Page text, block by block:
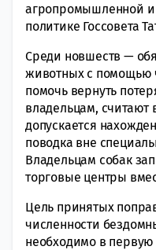
агропромышленной и
политике Госсовета
Среди новшеств —
животных с помощью
помочь вернуть
владельцам, считают
допускается
поводка вне
Владельцам собак
торговые центры
Цель принятых
численности
необходимо в